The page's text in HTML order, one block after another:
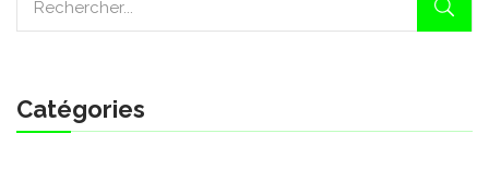
Catégories